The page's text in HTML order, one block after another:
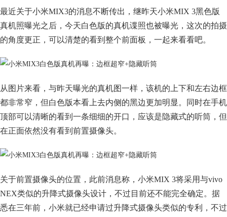
最近关于小米MIX3的消息不断传出，继昨天小米MIX 3黑色版
真机照曝光之后，今天白色版的真机谍照也被曝光，这次的拍摄
的角度更正，可以清楚的看到整个前面板，一起来看看吧。
从图片来看，与昨天曝光的真机图一样，该机的上下和左右边框
都非常窄，但白色版本看上去内侧的黑边更加明显。同时在手机
顶部可以清晰的看到一条细细的开口，应该是隐藏式的听筒，但
在正面依然没有看到前置摄像头。
关于前置摄像头的位置，此前消息称，小米MIX 3将采用与vivo
NEX类似的升降式摄像头设计，不过目前还不能完全确定。据
悉在三年前，小米就已经申请过升降式摄像头类似的专利，不过